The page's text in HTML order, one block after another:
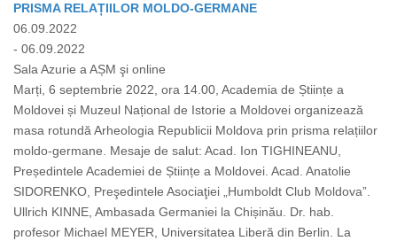
PRISMA RELAȚIILOR MOLDO-GERMANE
06.09.2022
- 06.09.2022
Sala Azurie a AȘM şi online
Marți, 6 septembrie 2022, ora 14.00, Academia de Științe a
Moldovei și Muzeul Național de Istorie a Moldovei organizează
masa rotundă Arheologia Republicii Moldova prin prisma relațiilor
moldo-germane. Mesaje de salut: Acad. Ion TIGHINEANU,
Președintele Academiei de Științe a Moldovei. Acad. Anatolie
SIDORENKO, Preşedintele Asociaţiei „Humboldt Club Moldova”.
Ullrich KINNE, Ambasada Germaniei la Chișinău. Dr. hab.
profesor Michael MEYER, Universitatea Liberă din Berlin. La